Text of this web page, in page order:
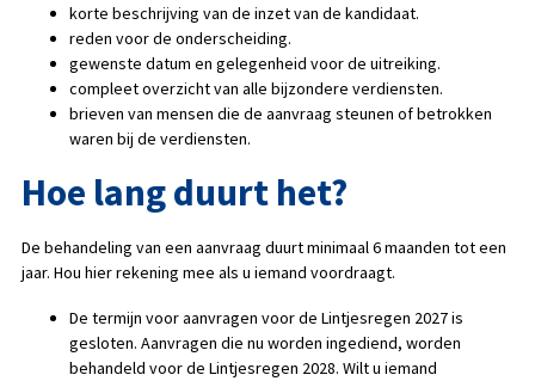
korte beschrijving van de inzet van de kandidaat.
reden voor de onderscheiding.
gewenste datum en gelegenheid voor de uitreiking.
compleet overzicht van alle bijzondere verdiensten.
brieven van mensen die de aanvraag steunen of betrokken
waren bij de verdiensten.
Hoe lang duurt het?
De behandeling van een aanvraag duurt minimaal 6 maanden tot een
jaar. Hou hier rekening mee als u iemand voordraagt.
De termijn voor aanvragen voor de Lintjesregen 2027 is
gesloten. Aanvragen die nu worden ingediend, worden
behandeld voor de Lintjesregen 2028. Wilt u iemand